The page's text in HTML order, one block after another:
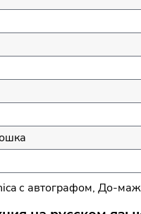
с автографом, До-